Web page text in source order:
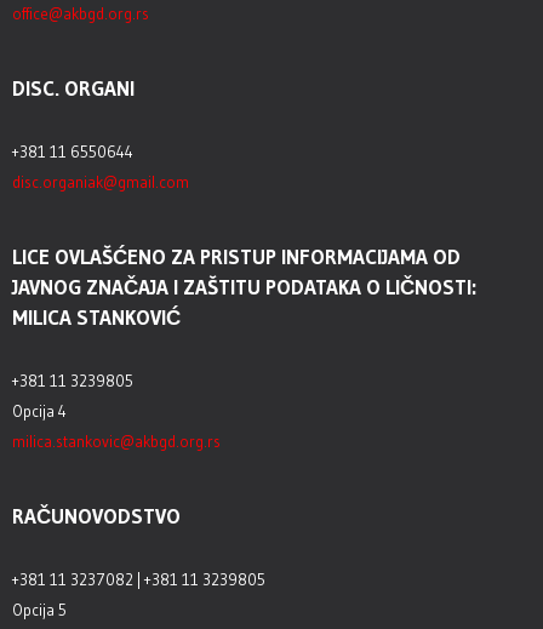
office@akbgd.org.rs
DISC. ORGANI
+381 11 6550644
disc.organiak@gmail.com
LICE OVLAŠĆENO ZA PRISTUP INFORMACIJAMA OD
JAVNOG ZNAČAJA I ZAŠTITU PODATAKA O LIČNOSTI:
MILICA STANKOVIĆ
+381 11 3239805
Opcija 4
milica.stankovic@akbgd.org.rs
RAČUNOVODSTVO
+381 11 3237082 | +381 11 3239805
Opcija 5